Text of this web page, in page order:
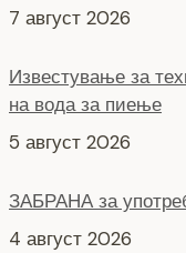
7 август 2026
Известување за
на вода за пиење
5 август 2026
ЗАБРАНА за
4 август 2026